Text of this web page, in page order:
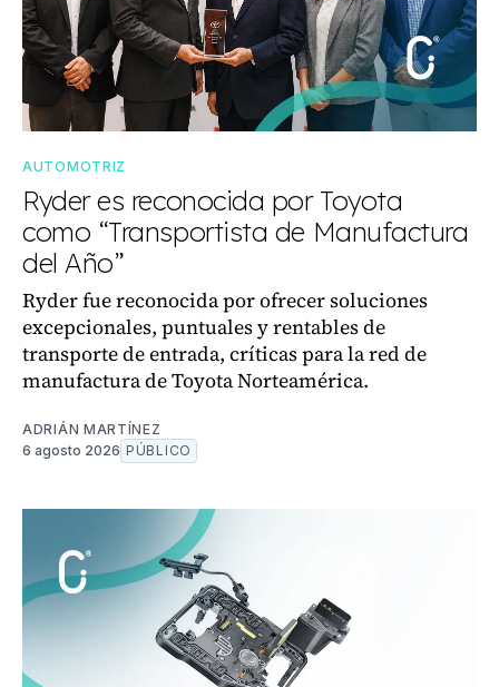
AUTOMOTRIZ
Ryder es reconocida por Toyota
como “Transportista de Manufactura
del Año”
Ryder fue reconocida por ofrecer soluciones
excepcionales, puntuales y rentables de
transporte de entrada, críticas para la red de
manufactura de Toyota Norteamérica.
ADRIÁN MARTÍNEZ
6 agosto 2026 PÚBLICO